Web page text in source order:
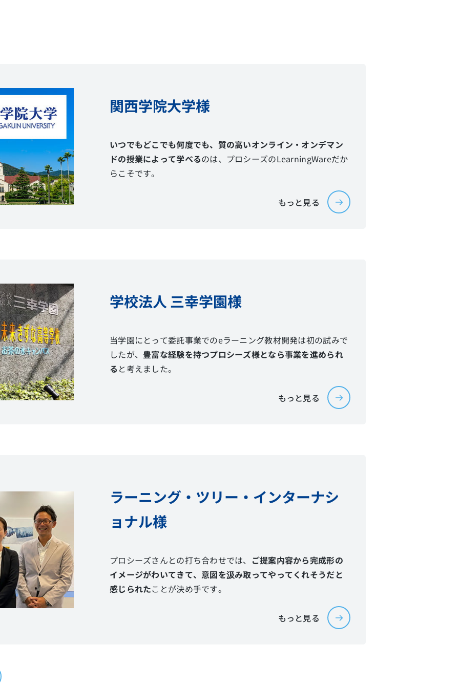
関西学院大学様
いつでもどこでも何度でも、質の高いオンライン・オンデマン
ドの授業によって学べるのは、プロシーズのLearningWareだか
らこそです。
もっと見る
学校法人 三幸学園様
当学園にとって委託事業でのeラーニング教材開発は初の試みで
したが、 豊富な経験を持つプロシーズ様となら事業を進められ
る と考えました。
もっと見る
ラーニング・ツリー・インターナシ
ョナル様
プロシーズさんとの打ち合わせでは、 ご提案内容から完成形の
イメージがわいてきて、意図を汲み取ってやってくれそうだと
感じられたことが決め手です。
もっと見る